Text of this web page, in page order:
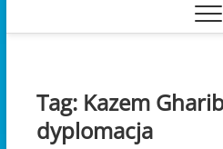
Tag: Kazem
dyplomacja